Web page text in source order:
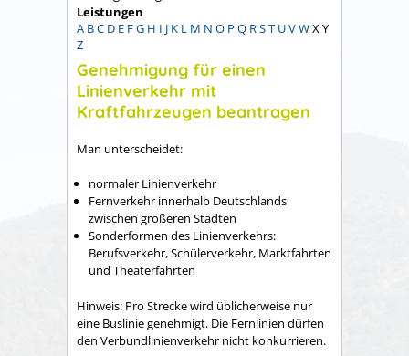
Leistungen
A BC D E FG H I J K L M N O P Q RST UVWX Y
Z
Genehmigung für einen
Linienverkehr mit
Kraftfahrzeugen beantragen
Man unterscheidet:
normaler Linienverkehr
Fernverkehr innerhalb Deutschlands
zwischen größeren Städten
Sonderformen des Linienverkehrs:
Berufsverkehr, Schülerverkehr, Marktfahrten
und Theaterfahrten
Hinweis: Pro Strecke wird üblicherweise nur
eine Buslinie genehmigt. Die Fernlinien dürfen
den Verbundlinienverkehr nicht konkurrieren.